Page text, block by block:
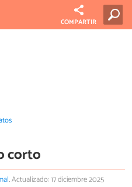
COMPARTIR
corto
.Actualizado: 17 diciembre 2025